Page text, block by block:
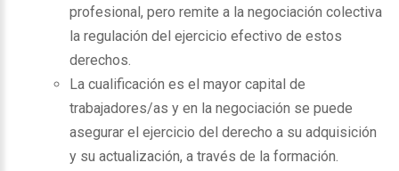
profesional, pero remite a la negociación colectiva
la regulación del ejercicio efectivo de estos
derechos.
La cualificación es el mayor capital de
trabajadores/as y en la negociación se puede
asegurar el ejercicio del derecho a su adquisición
y su actualización, a través de la formación.